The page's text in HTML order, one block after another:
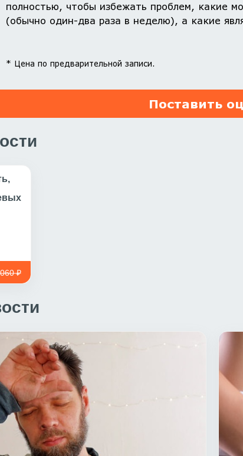
полностью, чтобы избежать проблем, какие
(обычно один-два раза в неделю), а какие
* Цена по предварительной записи.
Поставить
₽